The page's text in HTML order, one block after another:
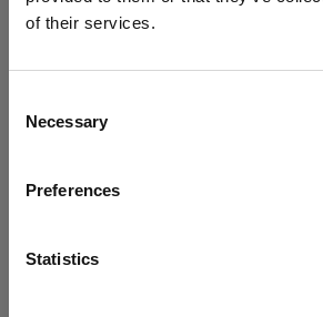
of their services.
Selection
Necessary
Preferences
Statistics
地域を変更します
Estonia
えます。彼らの上から、Lannyは
た。「2人は100メートルほど離れ
できたことに衝撃を受けました」